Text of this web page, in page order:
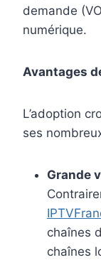
demande
numérique.
Avantages
L’adoption
ses
Grande
chaînes
chaînes